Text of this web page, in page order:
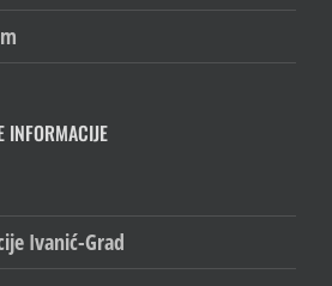
INFORMACIJE
Ivanić-Grad